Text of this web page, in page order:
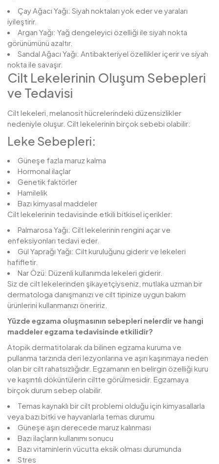
Çay Ağacı Yağı: Siyah noktaları yok eder ve yaraları
iyileştirir.
Argan Yağı: Yağ dengeleyici özelliği ile siyah nokta
görünümünü azaltır.
Sandal Ağacı Yağı: Antibakteriyel özellikler içerir ve siyah
nokta ile savaşır.
Cilt Lekelerinin Oluşum Sebepleri
ve Tedavisi
Cilt lekeleri, melanosit hücrelerindeki düzensizlikler
nedeniyle oluşur. Cilt lekelerinin birçok sebebi olabilir:
Leke Sebepleri:
Güneşe fazla maruz kalma
Hormonal ilaçlar
Genetik faktörler
Hamilelik
Bazı kimyasal maddeler
Cilt lekelerinin tedavisinde etkili bitkisel içerikler:
Palmarosa Yağı: Cilt lekelerinin rengini açar ve
enfeksiyonları tedavi eder.
Gül Yaprağı Yağı: Cilt kuruluğunu giderir ve lekeleri
hafifletir.
Nar Özü: Düzenli kullanımda lekeleri giderir.
Siz de cilt lekelerinden şikayetçiyseniz, mutlaka uzman bir
dermatologa danışmanızı ve cilt tipinize uygun bakım
ürünlerini kullanmanızı öneririz.
Yüzde egzama oluşmasının sebepleri nelerdir ve hangi
maddeler egzama tedavisinde etkilidir?
Atopik dermatitolarak da bilinen egzama kuruma ve
pullanma tarzında deri lezyonlarına ve aşırı kaşınmaya neden
olan bir cilt rahatsızlığıdır. Egzamanın en belirgin özelliği kuru
ve kaşıntılı döküntülerin ciltte görülmesidir. Egzamaya
birçok durum sebep olabilir.
Temas kaynaklı bir cilt problemi olduğu için kimyasallarla
veya bazı bitki ve hayvanlarla temas durumu
Güneşe aşırı derecede maruz kalınması
Bazı ilaçların kullanımı sonucu
Bazı vitaminlerin vücutta eksik olması durumunda
Stres